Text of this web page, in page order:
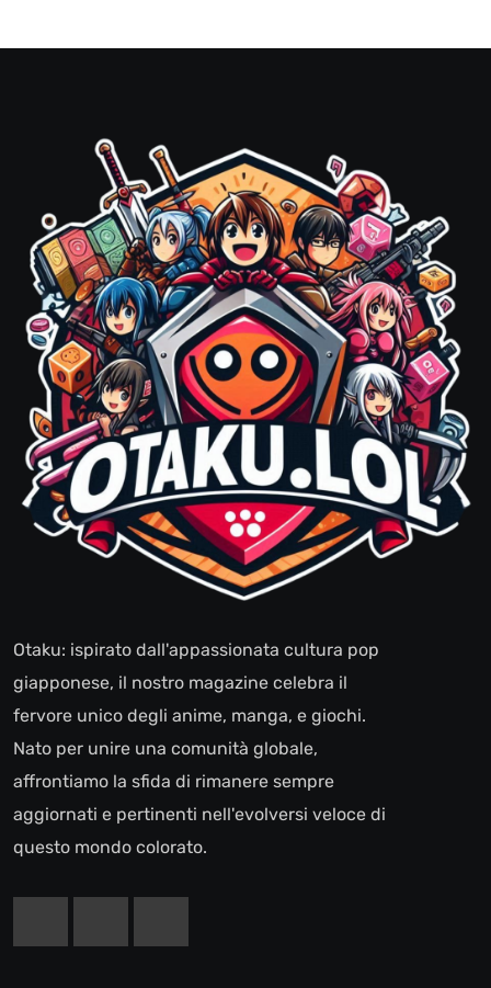
Otaku: ispirato dall'appassionata cultura pop
giapponese, il nostro magazine celebra il
fervore unico degli anime, manga, e giochi.
Nato per unire una comunità globale,
affrontiamo la sfida di rimanere sempre
aggiornati e pertinenti nell'evolversi veloce di
questo mondo colorato.